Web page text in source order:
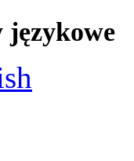
językowe